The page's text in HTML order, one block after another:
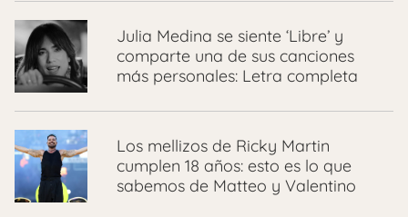
Julia Medina se siente ‘Libre’ y
comparte una de sus canciones
más personales: Letra completa
Los mellizos de Ricky Martin
cumplen 18 años: esto es lo que
sabemos de Matteo y Valentino